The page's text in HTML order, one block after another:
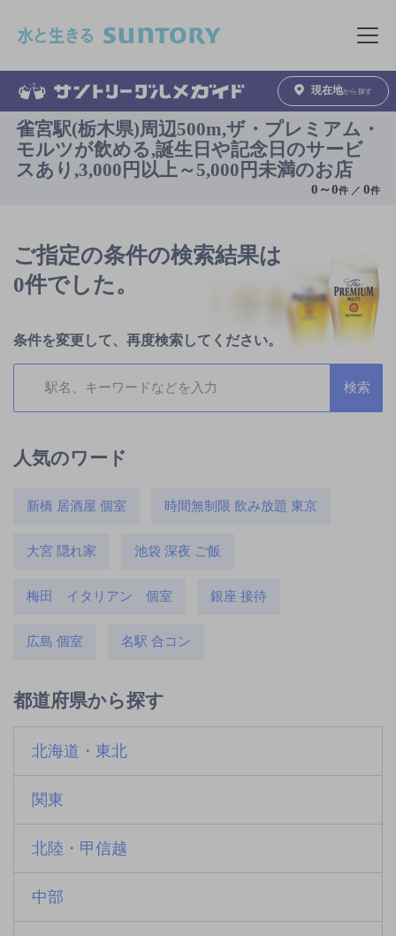
メニュ
現在地から探す
雀宮駅(栃木県)周辺500m,ザ・プレミアム・
モルツが飲める,誕生日や記念日のサービ
スあり,3,000円以上～5,000円未満のお店
0 ～0件 ／0件
ご指定の条件の検索結果は
0件でした。
条件を変更して、再度検索してください。
人気のワード
新橋 居酒屋 個室 時間無制限 飲み放題 東京
大宮 隠れ家 池袋 深夜 ご飯
梅田 イタリアン 個室 銀座 接待
広島 個室 名駅 合コン
都道府県から探す
北海道・東北
関東
北陸・甲信越
中部